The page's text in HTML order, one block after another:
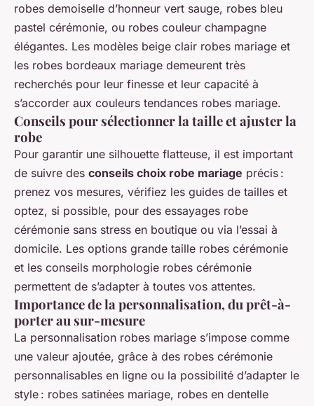
robes demoiselle d’honneur vert sauge, robes bleu
pastel cérémonie, ou robes couleur champagne
élégantes. Les modèles beige clair robes mariage et
les robes bordeaux mariage demeurent très
recherchés pour leur finesse et leur capacité à
s’accorder aux couleurs tendances robes mariage.
Conseils pour sélectionner la taille et ajuster la
robe
Pour garantir une silhouette flatteuse, il est important
de suivre des conseils choix robe mariage précis :
prenez vos mesures, vérifiez les guides de tailles et
optez, si possible, pour des essayages robe
cérémonie sans stress en boutique ou via l’essai à
domicile. Les options grande taille robes cérémonie
et les conseils morphologie robes cérémonie
permettent de s’adapter à toutes vos attentes.
Importance de la personnalisation, du prêt-à-
porter au sur-mesure
La personnalisation robes mariage s’impose comme
une valeur ajoutée, grâce à des robes cérémonie
personnalisables en ligne ou la possibilité d’adapter le
style : robes satinées mariage, robes en dentelle